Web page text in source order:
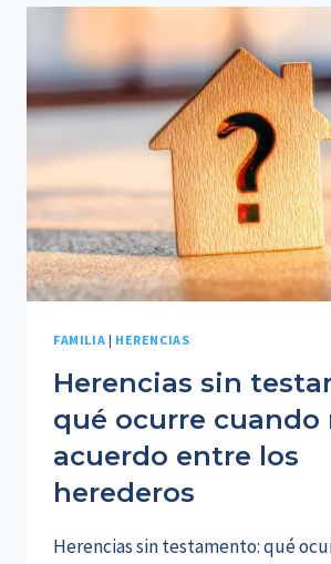
AVANCES
LEGALES
Y
DESAFÍOS
ANTE
VIOLENCIA
DE
GÉNERO
FAMILIA | HERENCIAS
Herencias sin
qué ocurre cuando
acuerdo entre los
herederos
Herencias sin testamento: qué